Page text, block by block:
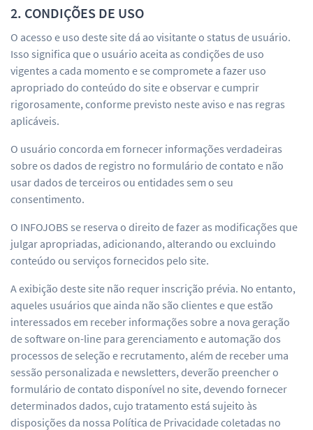
2. CONDIÇÕES DE USO
O acesso e uso deste site dá ao visitante o status de usuário.
Isso significa que o usuário aceita as condições de uso
vigentes a cada momento e se compromete a fazer uso
apropriado do conteúdo do site e observar e cumprir
rigorosamente, conforme previsto neste aviso e nas regras
aplicáveis.
O usuário concorda em fornecer informações verdadeiras
sobre os dados de registro no formulário de contato e não
usar dados de terceiros ou entidades sem o seu
consentimento.
O INFOJOBS se reserva o direito de fazer as modificações que
julgar apropriadas, adicionando, alterando ou excluindo
conteúdo ou serviços fornecidos pelo site.
A exibição deste site não requer inscrição prévia. No entanto,
aqueles usuários que ainda não são clientes e que estão
interessados em receber informações sobre a nova geração
de software on-line para gerenciamento e automação dos
processos de seleção e recrutamento, além de receber uma
sessão personalizada e newsletters, deverão preencher o
formulário de contato disponível no site, devendo fornecer
determinados dados, cujo tratamento está sujeito às
disposições da nossa Política de Privacidade coletadas no